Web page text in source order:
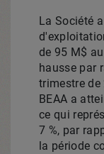
La Société
de 95 M$
hausse par
trimestre de
BEAA a
ce qui
7 %, par
la période